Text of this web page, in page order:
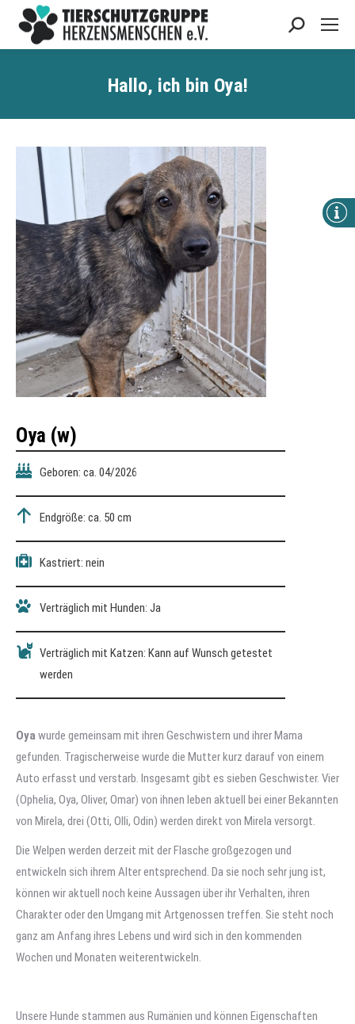
Search:
Hallo, ich bin Oya!
Oya (w)
Geboren: ca. 04/2026
Endgröße: ca. 50 cm
Kastriert: nein
Verträglich mit Hunden: Ja
Verträglich mit Katzen: Kann auf Wunsch getestet
werden
Oya wurde gemeinsam mit ihren Geschwistern und ihrer Mama
gefunden. Tragischerweise wurde die Mutter kurz darauf von einem
Auto erfasst und verstarb. Insgesamt gibt es sieben Geschwister. Vier
(Ophelia, Oya, Oliver, Omar) von ihnen leben aktuell bei einer Bekannten
von Mirela, drei (Otti, Olli, Odin) werden direkt von Mirela versorgt.
Die Welpen werden derzeit mit der Flasche großgezogen und
entwickeln sich ihrem Alter entsprechend. Da sie noch sehr jung ist,
können wir aktuell noch keine Aussagen über ihr Verhalten, ihren
Charakter oder den Umgang mit Artgenossen treffen. Sie steht noch
ganz am Anfang ihres Lebens und wird sich in den kommenden
Wochen und Monaten weiterentwickeln.
Unsere Hunde stammen aus Rumänien und können Eigenschaften